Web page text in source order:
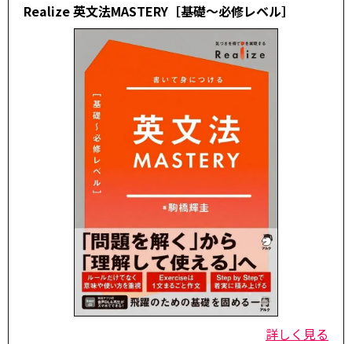
Realize 英文法MASTERY［基礎～必修レベル］
詳しく見る